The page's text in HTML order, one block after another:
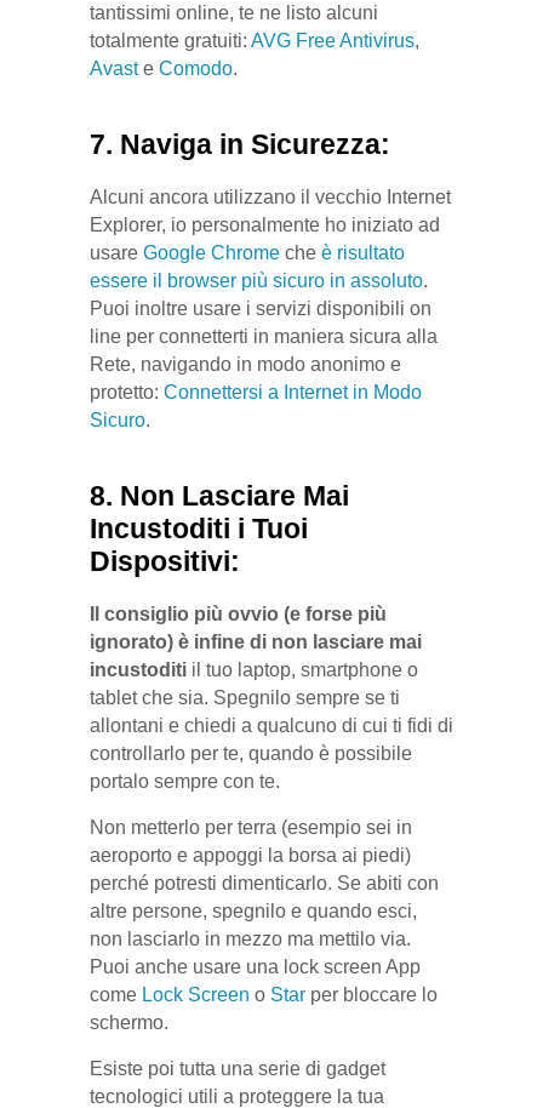
tantissimi online, te ne listo alcuni
totalmente gratuiti: AVG Free Antivirus,
Avaste Comodo.
7. Naviga in Sicurezza:
Alcuni ancora utilizzano il vecchio Internet
Explorer, io personalmente ho iniziato ad
usare Google Chrome che è risultato
essere il browser più sicuro in assoluto.
Puoi inoltre usare i servizi disponibili on
line per connetterti in maniera sicura alla
Rete, navigando in modo anonimo e
protetto: Connettersi a Internet in Modo
Sicuro.
8. Non Lasciare Mai
Incustoditi i Tuoi
Dispositivi:
Il consiglio più ovvio (e forse più
ignorato) è infine di non lasciare mai
incustoditi il tuo laptop, smartphone o
tablet che sia. Spegnilo sempre se ti
allontani e chiedi a qualcuno di cui ti fidi di
controllarlo per te, quando è possibile
portalo sempre con te.
Non metterlo per terra (esempio sei in
aeroporto e appoggi la borsa ai piedi)
perché potresti dimenticarlo. Se abiti con
altre persone, spegnilo e quando esci,
non lasciarlo in mezzo ma mettilo via.
Puoi anche usare una lock screen App
come Lock Screen o Star per bloccare lo
schermo.
Esiste poi tutta una serie di gadget
tecnologici utili a proteggere la tua